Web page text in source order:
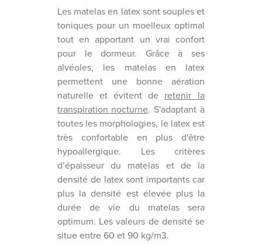
Les matelas en latex sont souples et
toniques pour un moelleux optimal
tout en apportant un vrai confort
pour le dormeur. Grâce à ses
alvéoles, les matelas en latex
permettent une bonne aération
naturelle et évitent de retenir la
transpiration nocturne. S'adaptant à
toutes les morphologies, le latex est
très confortable en plus d'être
hypoallergique. Les critères
d’épaisseur du matelas et de la
densité de latex sont importants car
plus la densité est élevée plus la
durée de vie du matelas sera
optimum. Les valeurs de densité se
situe entre 60 et 90 kg/m3.